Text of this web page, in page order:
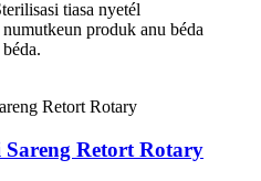
tiasa nyetél
numutkeun produk anu béda
Sareng Retort Rotary